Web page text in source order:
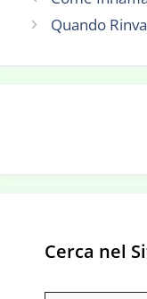
Quando
Cerca nel